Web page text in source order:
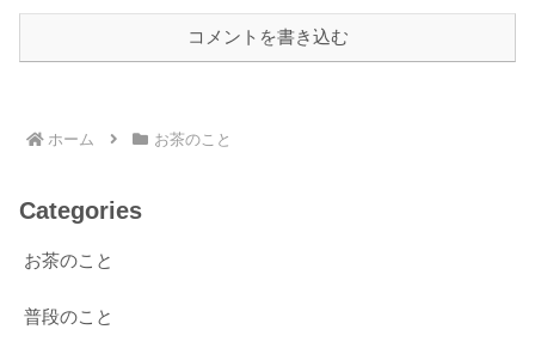
コメントを書き込む
ホーム お茶のこと
Categories
お茶のこと
普段のこと